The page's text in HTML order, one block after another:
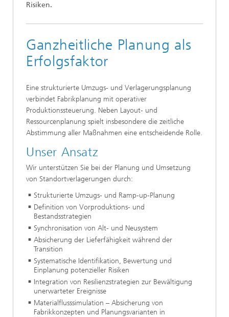
Risiken.
Ganzheitliche Planung als
Erfolgsfaktor
Eine strukturierte Umzugs- und Verlagerungsplanung
verbindet Fabrikplanung mit operativer
Produktionssteuerung. Neben Layout- und
Ressourcenplanung spielt insbesondere die zeitliche
Abstimmung aller Maßnahmen eine entscheidende Rolle.
Unser Ansatz
Wir unterstützen Sie bei der Planung und Umsetzung
von Standortverlagerungen durch:
Strukturierte Umzugs- und Ramp-up-Planung
Definition von Vorproduktions- und
Bestandsstrategien
Synchronisation von Alt- und Neusystem
Absicherung der Lieferfähigkeit während der
Transition
Systematische Identifikation, Bewertung und
Einplanung potenzieller Risiken
Integration von Resilienzstrategien zur Bewältigung
unerwarteter Ereignisse
Materialflusssimulation – Absicherung von
Fabrikkonzepten und Planungsvarianten in